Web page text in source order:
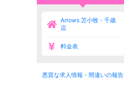
Arrows 苫小牧・千歳
店
料金表
悪質な求人情報・間違いの報告